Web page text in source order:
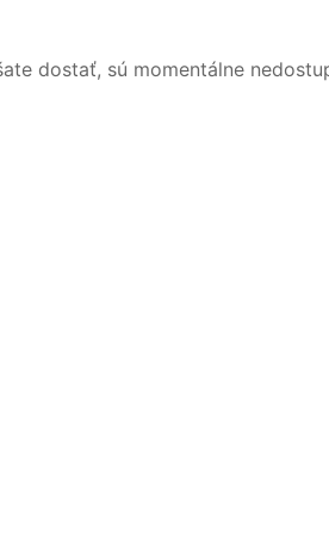
dostať, sú momentálne